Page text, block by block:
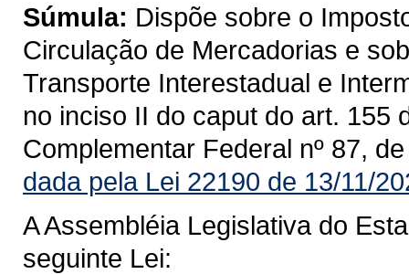
Súmula: Dispõe sobre o
Circulação de Mercadorias e
Transporte Interestadual e
no inciso II do caput do art. 155
Complementar Federal nº 87,
dada pela Lei 22190 de 13/11/
A Assembléia Legislativa do
seguinte Lei: